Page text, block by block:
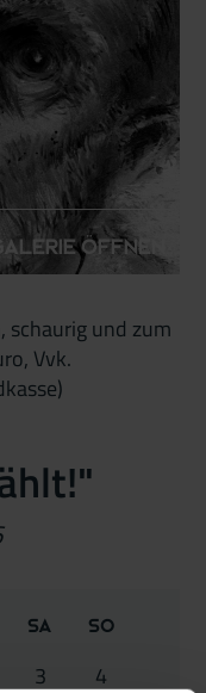
öffnen
schaurig und zum
Vvk.
Sa So
3
4